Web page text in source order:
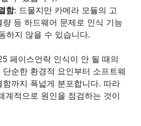
함: 드물지만 카메라 모듈의 고
량 등 하드웨어 문제로 인식 기능
하지 않을 수 있습니다.
페이스언락 인식이 안 될 때의
순한 환경적 요인부터 소프트웨
함까지 폭넓게 분포합니다. 따라
계적으로 원인을 점검하는 것이